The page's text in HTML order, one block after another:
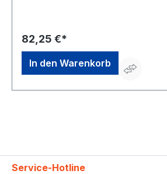
ohne Putzrolle.
82,25 €*
In den Warenkorb
Service-Hotline